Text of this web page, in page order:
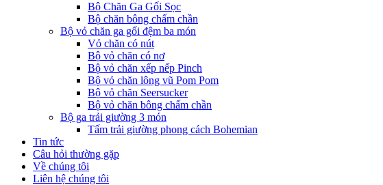
Bộ Chăn Ga Gối Sọc
Bộ chăn bông chấm chần
Bộ vỏ chăn ga gối đệm ba món
Vỏ chăn có nút
Bộ vỏ chăn có nơ
Bộ vỏ chăn xếp nếp Pinch
Bộ vỏ chăn lông vũ Pom Pom
Bộ vỏ chăn Seersucker
Bộ vỏ chăn bông chấm chần
Bộ ga trải giường 3 món
Tấm trải giường phong cách Bohemian
Tin tức
Câu hỏi thường gặp
Về chúng tôi
Liên hệ chúng tôi